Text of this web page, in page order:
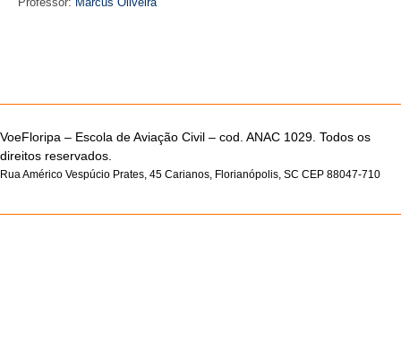
VoeFloripa – Escola de Aviação Civil – cod. ANAC 1029. Todos os
direitos reservados.
Rua Américo Vespúcio Prates, 45 Carianos, Florianópolis, SC CEP 88047-710